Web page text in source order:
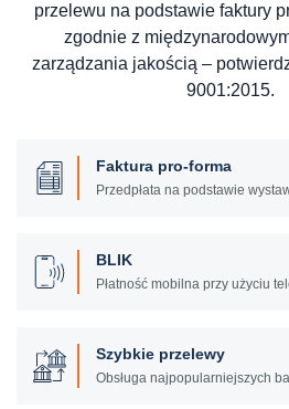
przelewu na podstawie faktury
zgodnie z
zarządzania jakością –
9001:2015.
Faktura pro-forma
Przedpłata na podstawie
BLIK
Płatność mobilna przy użyciu
Szybkie przelewy
Obsługa najpopularniejszych